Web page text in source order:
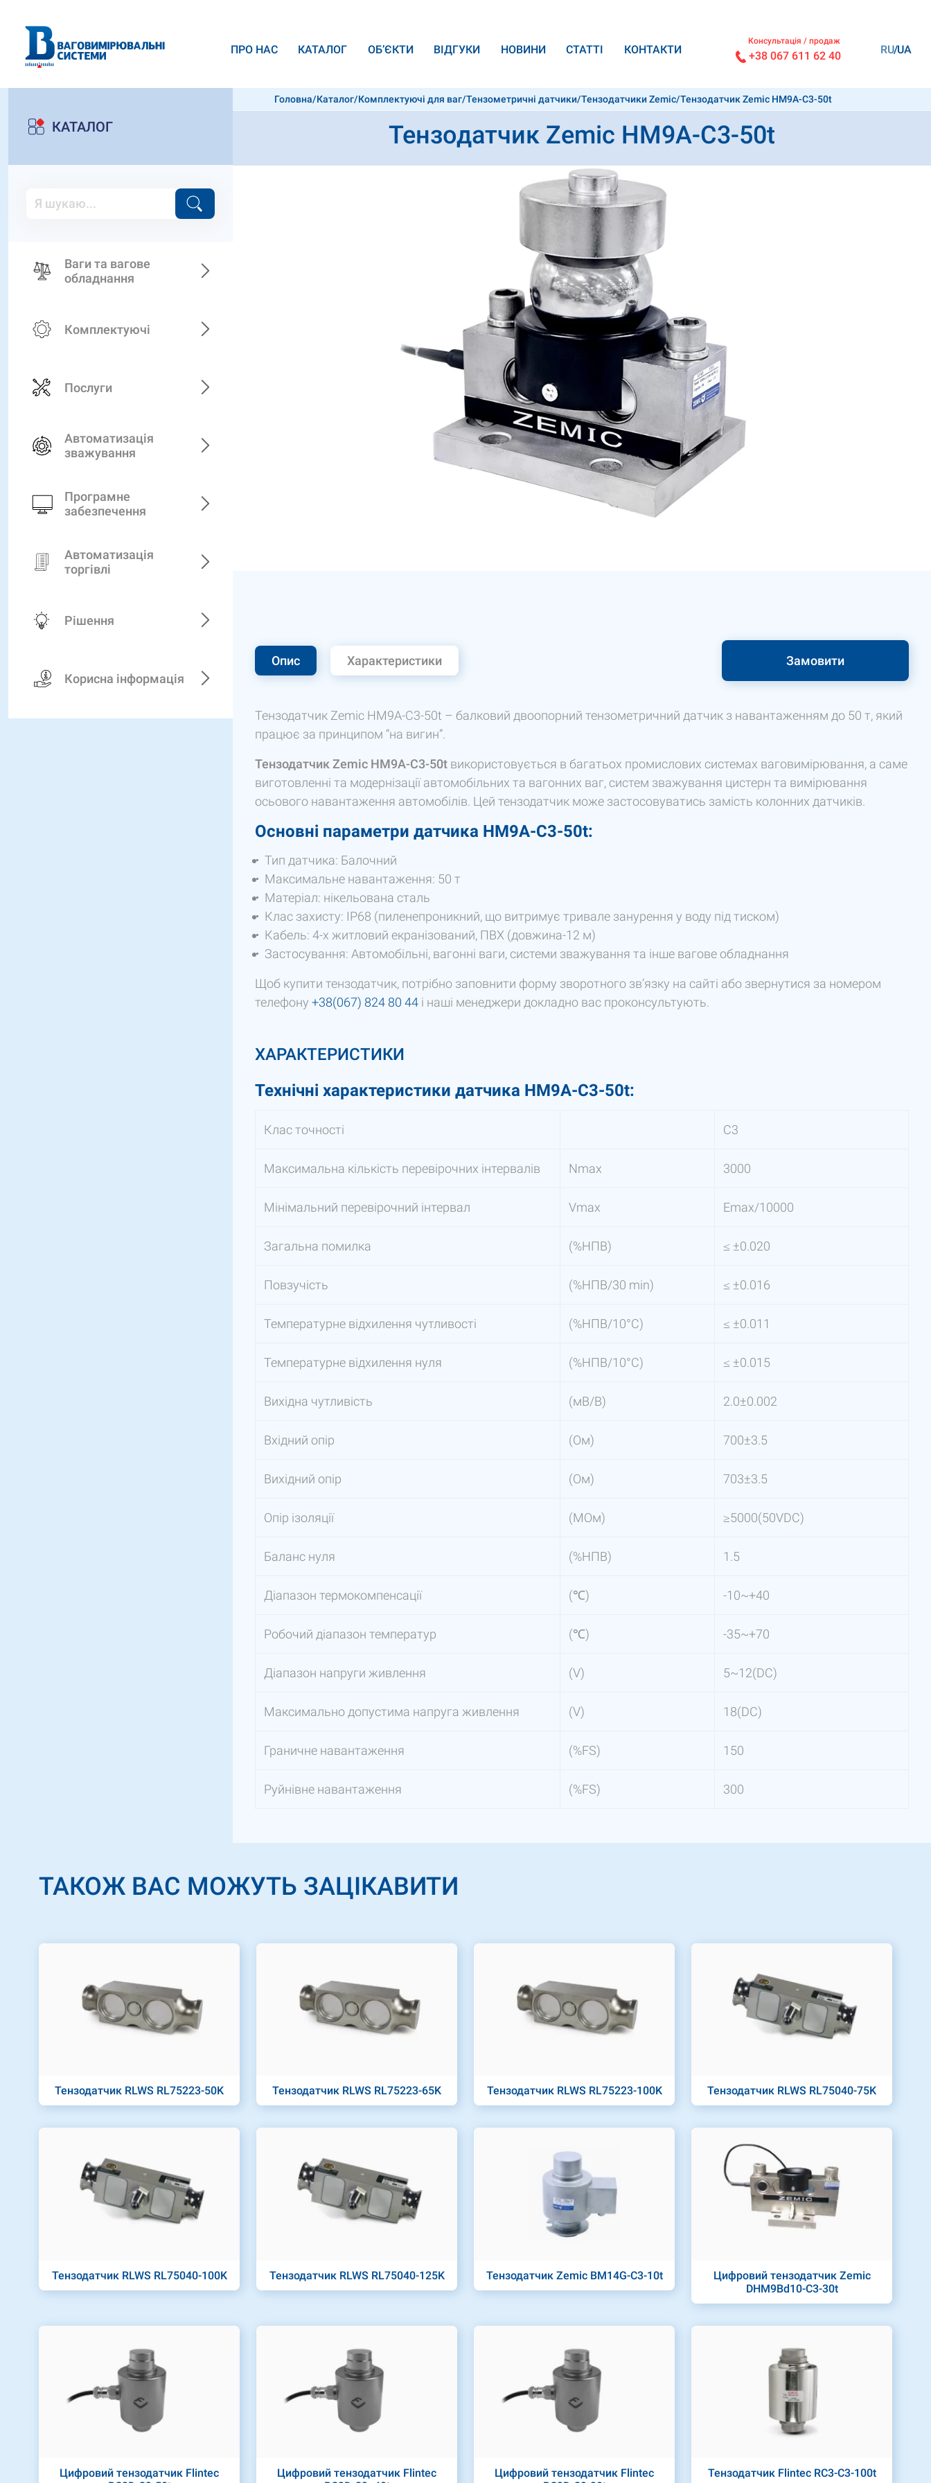
ПРО НАС КАТАЛОГ ОБ’ЄКТИ ВІДГУКИ НОВИНИ СТАТТІ КОНТАКТИ
Консультація / продаж
+38 067 611 62 40 RU UA
КАТАЛОГ
Ваги та вагове
обладнання
Комплектуючі
Послуги
Автоматизація
зважування
Програмне
забезпечення
Автоматизація
торгівлі
Рішення
Корисна інформація
Головна/Каталог/Комплектуючі для ваг/Тензометричні датчики/Тензодатчики Zemic/Тензодатчик Zemic HM9А-C3-50t
Тензодатчик Zemic HM9А-C3-50t
Опис Характеристики Замовити
Тензодатчик Zemic HM9А-C3-50t – балковий двоопорний тензометричний датчик з навантаженням до 50 т, який
працює за принципом “на вигин”.
Тензодатчик Zemic HM9А-C3-50t використовується в багатьох промислових системах ваговимірювання, а саме
виготовленні та модернізації автомобільних та вагонних ваг, систем зважування цистерн та вимірювання
осьового навантаження автомобілів. Цей тензодатчик може застосовуватись замість колонних датчиків.
Основні параметри датчика HM9А-C3-50t:
Тип датчика: Балочний
Максимальне навантаження: 50 т
Матеріал: нікельована сталь
Клас захисту: IP68 (пиленепроникний, що витримує тривале занурення у воду під тиском)
Кабель: 4-х житловий екранізований, ПВХ (довжина-12 м)
Застосування: Автомобільні, вагонні ваги, системи зважування та інше вагове обладнання
Щоб купити тензодатчик, потрібно заповнити форму зворотного зв’язку на сайті або звернутися за номером
телефону +38(067) 824 80 44 і наші менеджери докладно вас проконсультують.
ХАРАКТЕРИСТИКИ
Технічні характеристики датчика HM9А-C3-50t:
Клас точності С3
Максимальна кількість перевірочних інтервалів Nmax 3000
Мінімальний перевірочний інтервал Vmax Emax/10000
Загальна помилка (%НПВ) ≤ ±0.020
Повзучість (%НПВ/30 min) ≤ ±0.016
Температурне відхилення чутливості (%НПВ/10°С) ≤ ±0.011
Температурне відхилення нуля (%НПВ/10°С) ≤ ±0.015
Вихідна чутливість (мВ/В) 2.0±0.002
Вхідний опір (Ом) 700±3.5
Вихідний опір (Ом) 703±3.5
Опір ізоляції (МОм) ≥5000(50VDC)
Баланс нуля (%НПВ) 1.5
Діапазон термокомпенсації (℃) -10~+40
Робочий діапазон температур (℃) -35~+70
Діапазон напруги живлення (V) 5~12(DC)
Максимально допустима напруга живлення (V) 18(DC)
Граничне навантаження (%FS) 150
Руйнівне навантаження (%FS) 300
ТАКОЖ ВАС МОЖУТЬ ЗАЦІКАВИТИ
Тензодатчик RLWS RL75223-50K Тензодатчик RLWS RL75223-65K Тензодатчик RLWS RL75223-100K Тензодатчик RLWS RL75040-75K
Тензодатчик RLWS RL75040-100K Тензодатчик RLWS RL75040-125K Тензодатчик Zemic BM14G-C3-10t
Цифровий тензодатчик Zemic
DHM9Bd10-C3-30t
Цифровий тензодатчик Flintec
Цифровий тензодатчик Flintec
Цифровий тензодатчик Flintec
Тензодатчик Flintec RC3-C3-100t